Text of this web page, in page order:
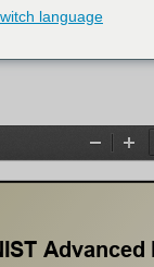
language